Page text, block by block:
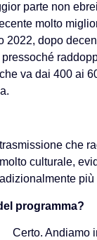
parte non
molto
2022, dopo
va dai 400 ai
che
culturale,
programma?
Certo. Andiamo